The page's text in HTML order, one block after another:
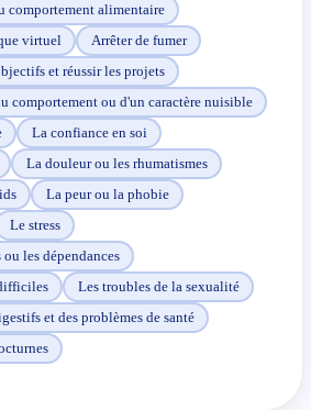
comportement alimentaire
virtuel
Arrêter de fumer
et réussir les projets
comportement ou d'un caractère nuisible
La confiance en soi
La douleur ou les rhumatismes
La peur ou la phobie
Le stress
les dépendances
Les troubles de la sexualité
et des problèmes de santé